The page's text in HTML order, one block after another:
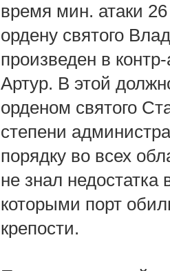
время мин. атаки
ордену святого
произведен в
Артур. В этой
орденом святого
степени
порядку во всех
не знал
которыми порт
крепости.